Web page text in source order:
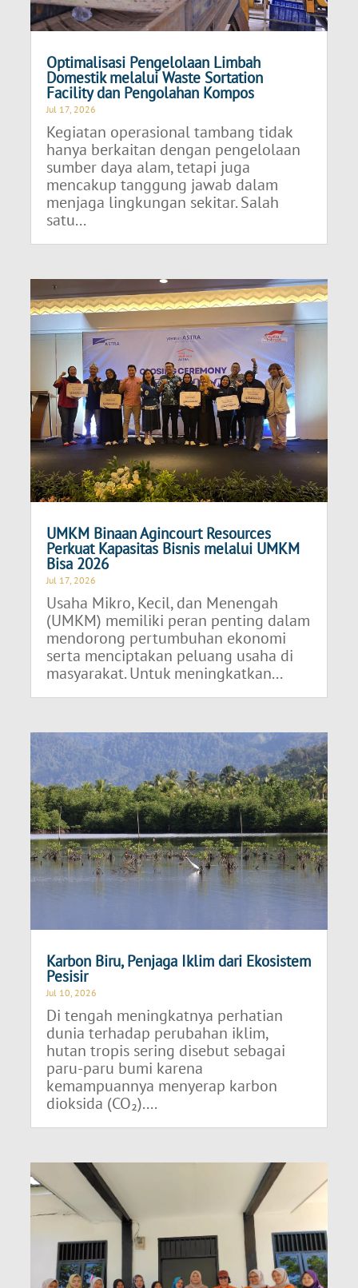
Optimalisasi Pengelolaan Limbah
Domestik melalui Waste Sortation
Facility dan Pengolahan Kompos
Jul 17, 2026
Kegiatan operasional tambang tidak
hanya berkaitan dengan pengelolaan
sumber daya alam, tetapi juga
mencakup tanggung jawab dalam
menjaga lingkungan sekitar. Salah
satu...
UMKM Binaan Agincourt Resources
Perkuat Kapasitas Bisnis melalui UMKM
Bisa 2026
Jul 17, 2026
Usaha Mikro, Kecil, dan Menengah
(UMKM) memiliki peran penting dalam
mendorong pertumbuhan ekonomi
serta menciptakan peluang usaha di
masyarakat. Untuk meningkatkan...
Karbon Biru, Penjaga Iklim dari Ekosistem
Pesisir
Jul 10, 2026
Di tengah meningkatnya perhatian
dunia terhadap perubahan iklim,
hutan tropis sering disebut sebagai
paru-paru bumi karena
kemampuannya menyerap karbon
dioksida (CO₂)....